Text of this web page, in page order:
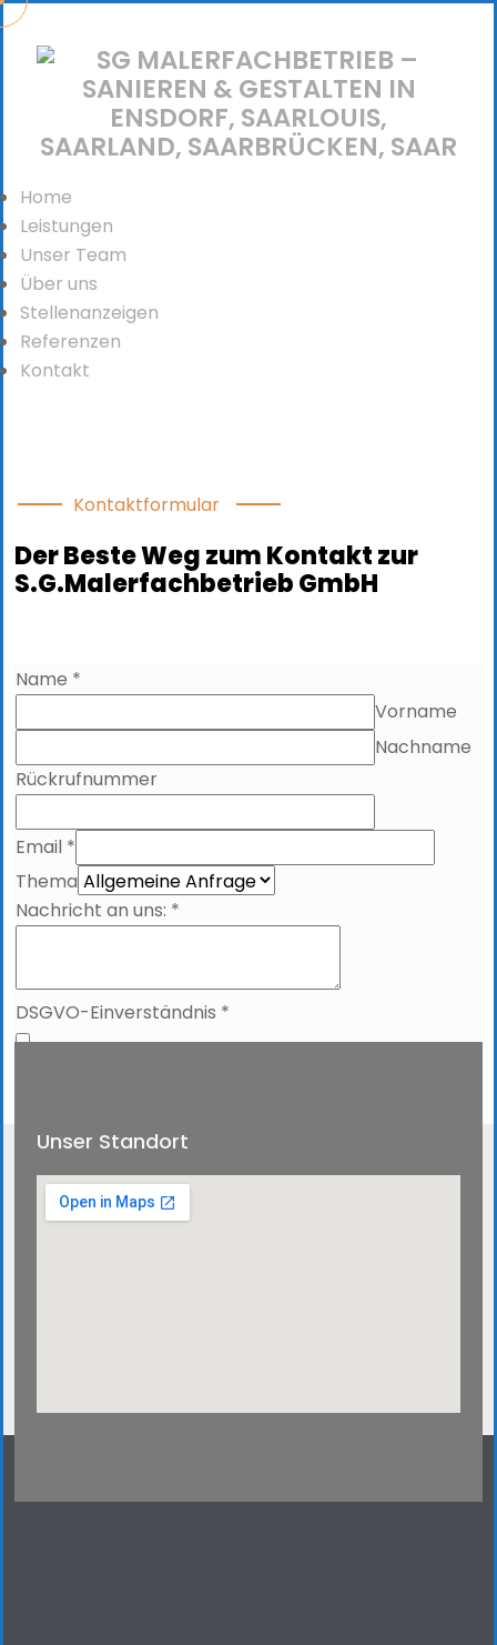
Home
Leistungen
Unser Team
Über uns
Stellenanzeigen
Referenzen
Kontakt
Kontaktformular
Der Beste Weg zum Kontakt zur
S.G.Malerfachbetrieb GmbH
Name *
Vorname
Nachname
Rückrufnummer
Email *
Thema
Nachricht
Einverständnis
Nachricht an uns: *
DSGVO-Einverständnis *
meine Anfrage beantwortet werden kann.
Unser Standort